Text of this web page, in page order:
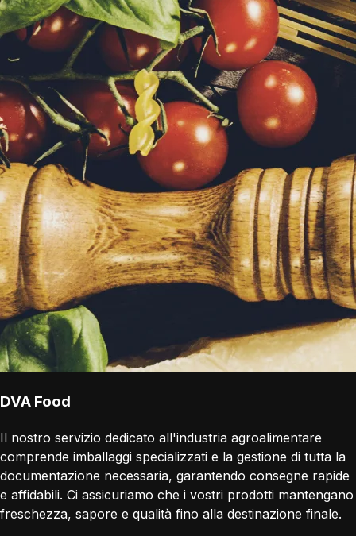
DVA Food
Il nostro servizio dedicato all'industria agroalimentare
comprende imballaggi specializzati e la gestione di tutta la
documentazione necessaria, garantendo consegne rapide
e affidabili. Ci assicuriamo che i vostri prodotti mantengano
freschezza, sapore e qualità fino alla destinazione finale.